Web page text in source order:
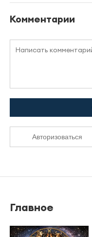
Комментарии
Авторизоваться
Главное